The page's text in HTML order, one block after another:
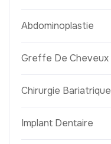
Abdominoplastie
Greffe De Cheveux
Chirurgie Bariatrique
Implant Dentaire